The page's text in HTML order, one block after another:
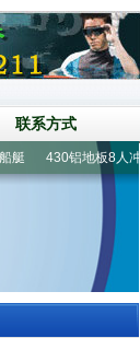
联系方式
430铝地板8人冲锋舟